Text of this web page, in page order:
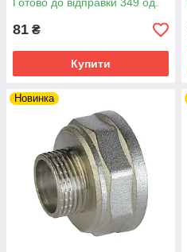
81 ₴
Купити
Новинка